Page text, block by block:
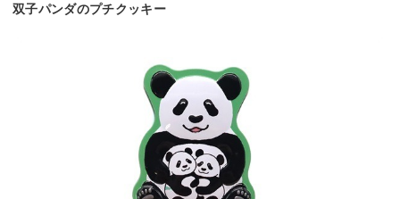
双子パンダのプチクッキー